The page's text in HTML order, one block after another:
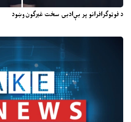
د فوټوګرافرانو پر بې‌ادبۍ سخت غبرګون وښود